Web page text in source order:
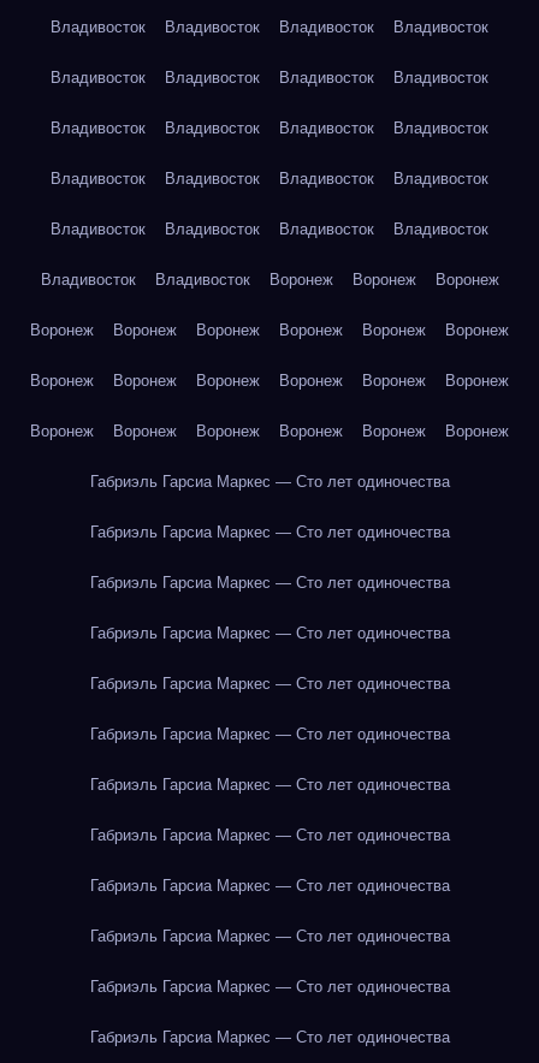
Владивосток Владивосток Владивосток Владивосток
Владивосток Владивосток Владивосток Владивосток
Владивосток Владивосток Владивосток Владивосток
Владивосток Владивосток Владивосток Владивосток
Владивосток Владивосток Владивосток Владивосток
Владивосток Владивосток Воронеж Воронеж Воронеж
Воронеж Воронеж Воронеж Воронеж Воронеж Воронеж
Воронеж Воронеж Воронеж Воронеж Воронеж Воронеж
Воронеж Воронеж Воронеж Воронеж Воронеж Воронеж
Габриэль Гарсиа Маркес — Сто лет одиночества
Габриэль Гарсиа Маркес — Сто лет одиночества
Габриэль Гарсиа Маркес — Сто лет одиночества
Габриэль Гарсиа Маркес — Сто лет одиночества
Габриэль Гарсиа Маркес — Сто лет одиночества
Габриэль Гарсиа Маркес — Сто лет одиночества
Габриэль Гарсиа Маркес — Сто лет одиночества
Габриэль Гарсиа Маркес — Сто лет одиночества
Габриэль Гарсиа Маркес — Сто лет одиночества
Габриэль Гарсиа Маркес — Сто лет одиночества
Габриэль Гарсиа Маркес — Сто лет одиночества
Габриэль Гарсиа Маркес — Сто лет одиночества